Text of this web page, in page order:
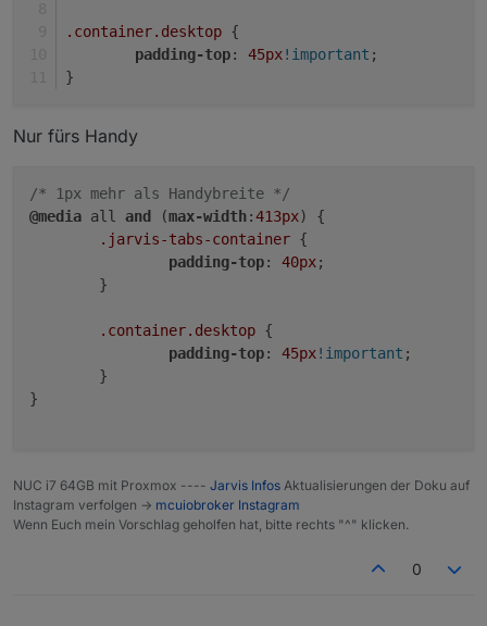
.container.desktop {
padding-top: 45px!important ;
}
Nur fürs Handy
/* 1px mehr als Handybreite */
@media all and (max-width:413px) {
.jarvis-tabs-container {
padding-top: 40px;
.container.desktop {
padding-top: 45px!important ;
}
NUC i7 64GB mit Proxmox ---- Jarvis Infos Aktualisierungen der Doku auf
Instagram verfolgen -> mcuiobroker Instagram
Wenn Euch mein Vorschlag geholfen hat, bitte rechts "^" klicken.
0